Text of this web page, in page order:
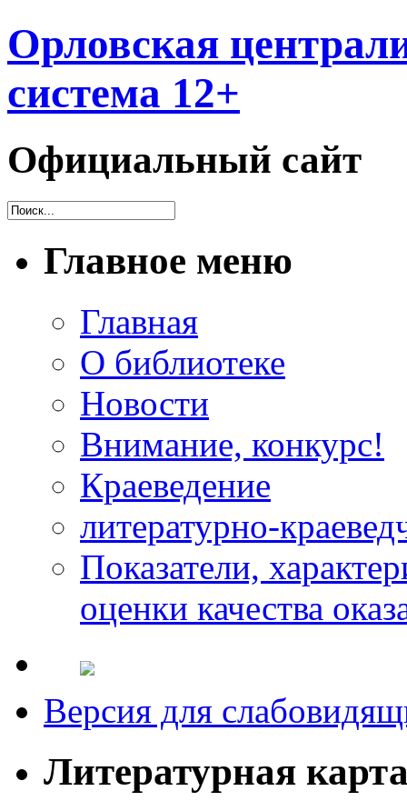
Орловская
система 12+
Официальный сайт
Главное меню
Главная
О библиотеке
Новости
Внимание, конкурс!
Краеведение
литературно-
Показатели,
оценки качества
Версия для
Литературная